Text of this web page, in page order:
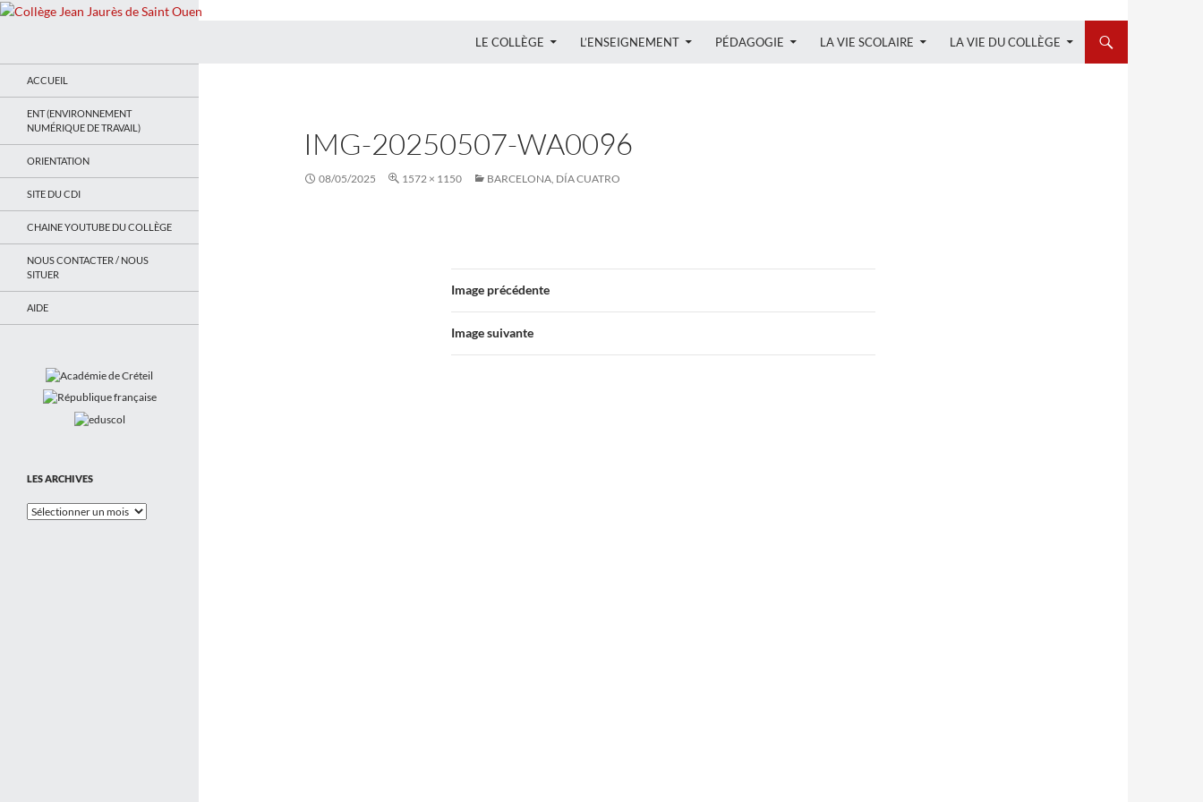
LE COLLÈGE L’ENSEIGNEMENT PÉDAGOGIE LA VIE SCOLAIRE LA VIE DU COLLÈGE
IMG-20250507-WA0096
08/05/2025 1572 × 1150 BARCELONA, DÍA CUATRO
Image précédente
Image suivante
ACCUEIL
ENT (ENVIRONNEMENT
NUMÉRIQUE DE TRAVAIL)
ORIENTATION
SITE DU CDI
CHAINE YOUTUBE DU COLLÈGE
NOUS CONTACTER / NOUS
SITUER
AIDE
LES ARCHIVES
Les